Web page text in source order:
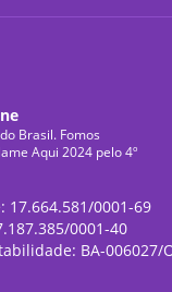
Brasil. Fomos
Aqui 2024 pelo 4º
17.664.581/0001-69
0001-40
BA-006027/